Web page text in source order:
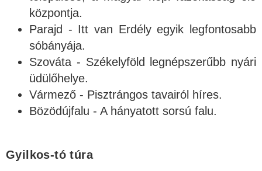
központja.
Parajd - Itt van Erdély egyik legfontosabb
sóbányája.
Szováta - Székelyföld legnépszerűbb nyári
üdülőhelye.
Vármező - Pisztrángos tavairól híres.
Bözödújfalu - A hányatott sorsú falu.
Gyilkos-tó túra